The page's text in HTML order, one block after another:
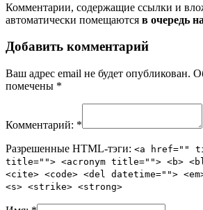
Комментарии, содержащие ссылки и
автоматически помещаются в очередь
Добавить комментарий
Ваш адрес email не будет опубликован.
помечены *
Комментарий: *
Разрешенные HTML-тэги: <a href=""
title=""> <acronym title=""> <b>
<cite> <code> <del datetime="">
<s> <strike> <strong>